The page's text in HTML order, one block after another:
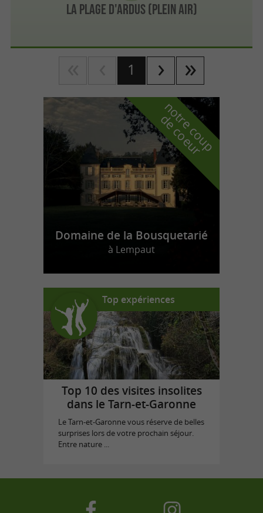
La Plage d'Ardus (Plein air)
1
n
o
t
r
e
c
o
u
p
d
e
c
o
e
u
r
Domaine de la Bousquetarié
à Lempaut
Top expériences
Top 10 des visites insolites
dans le Tarn-et-Garonne
Le Tarn-et-Garonne vous réserve de belles
surprises lors de votre prochain séjour.
Entre nature ...